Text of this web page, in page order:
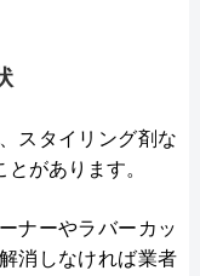
スタイリング剤な
があります。
ナーやラバーカッ
消しなければ業者